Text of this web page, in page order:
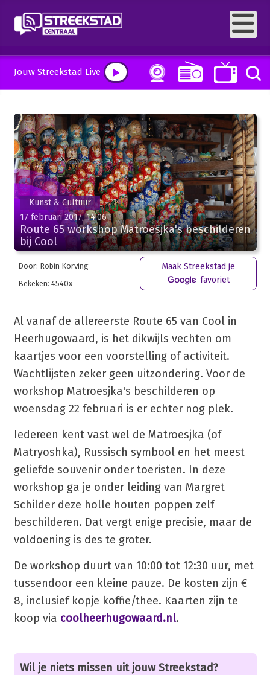
Jouw Streekstad Live
Kunst & Cultuur
17 februari 2017, 14:06
Route 65 workshop Matroesjka's beschilderen
bij Cool
Door: Robin Korving
Bekeken: 4540x
Maak Streekstad je
favoriet
Al vanaf de allereerste Route 65 van Cool in
Heerhugowaard, is het dikwijls vechten om
kaartjes voor een voorstelling of activiteit.
Wachtlijsten zeker geen uitzondering. Voor de
workshop Matroesjka's beschilderen op
woensdag 22 februari is er echter nog plek.
Iedereen kent vast wel de Matroesjka (of
Matryoshka), Russisch symbool en het meest
geliefde souvenir onder toeristen. In deze
workshop ga je onder leiding van Margret
Schilder deze holle houten poppen zelf
beschilderen. Dat vergt enige precisie, maar de
voldoening is des te groter.
De workshop duurt van 10:00 tot 12:30 uur, met
tussendoor een kleine pauze. De kosten zijn €
8, inclusief kopje koffie/thee. Kaarten zijn te
koop via coolheerhugowaard.nl.
Wil je niets missen uit jouw Streekstad?